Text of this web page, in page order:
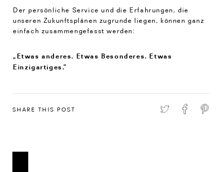
Der persönliche Service und die Erfahrungen, die
unseren Zukunftsplänen zugrunde liegen, können ganz
einfach zusammengefasst werden:
„Etwas anderes. Etwas Besonderes. Etwas
Einzigartiges.”
SHARE THIS POST